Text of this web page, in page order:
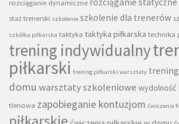
rozciąganie dynamiczne
staż trenerski szkolenie szkolenie dla trenerów
szkółka piłkarska taktyka taktyka piłkarska technika
trening indywidualny
piłkarski trening piłkarski warsztaty trening
domu warsztaty szkoleniowe
tlenowa zapobieganie kontuzjom ćwiczenia